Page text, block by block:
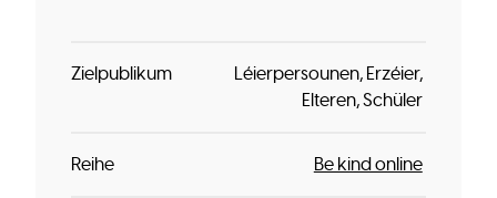
Zielpublikum Léierpersounen Erzéier
Elteren Schüler
Reihe Be kind online